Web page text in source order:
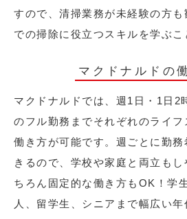
すので、清掃業務が未経験の方
での掃除に役立つスキルを学ぶこ
マクドナルドの
マクドナルドでは、週1日・1日2
のフル勤務までそれぞれのライフ
働き方が可能です。週ごとに勤
きるので、学校や家庭と両立も
ちろん固定的な働き方もOK！学
人、留学生、シニアまで幅広い年